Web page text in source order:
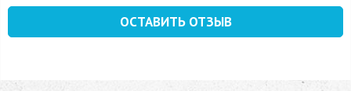
ОСТАВИТЬ ОТЗЫВ